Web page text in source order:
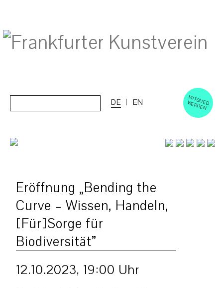
M
ITGLIED W
ERD
EN
DE EN
Eröffnung „Bending the
Curve – Wissen, Handeln,
[Für]Sorge für
Biodiversität”
12.10.2023, 19:00 Uhr